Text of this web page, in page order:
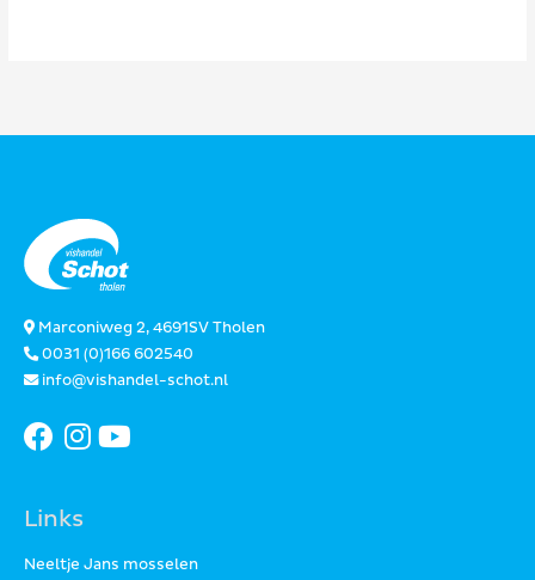
Marconiweg 2, 4691SV Tholen
0031 (0)166 602540
info@vishandel-schot.nl
Links
Neeltje Jans mosselen